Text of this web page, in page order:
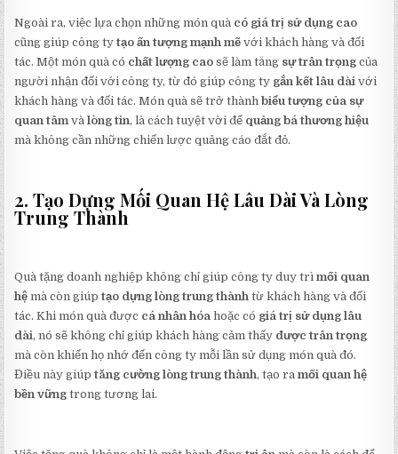
Ngoài ra, việc lựa chọn những món quà có giá trị sử dụng cao
cũng giúp công tytạo ấn tượng mạnh mẽ với khách hàng và đối
tác. Một món quà có chất lượng cao sẽ làm tăng sự trân trọng của
người nhận đối với công ty, từ đó giúp công ty gắn kết lâu dài với
khách hàng và đối tác. Món quà sẽ trở thànhbiểu tượng của sự
quan tâmvàlòng tin, là cách tuyệt vời để quảng bá thương hiệu
mà không cần những chiến lược quảng cáo đắt đỏ.
2. Tạo Dựng Mối Quan Hệ Lâu Dài Và Lòng
Trung Thành
Quà tặng doanh nghiệp không chỉ giúp công ty duy trìmối quan
hệ mà còn giúptạo dựng lòng trung thành từ khách hàng và đối
tác. Khi món quà được cá nhân hóa hoặc có giá trị sử dụng lâu
dài, nó sẽ không chỉ giúp khách hàng cảm thấy được trân trọng
mà còn khiến họ nhớ đến công ty mỗi lần sử dụng món quà đó.
Điều này giúptăng cường lòng trung thành, tạo ramối quan hệ
bền vững trong tương lai.